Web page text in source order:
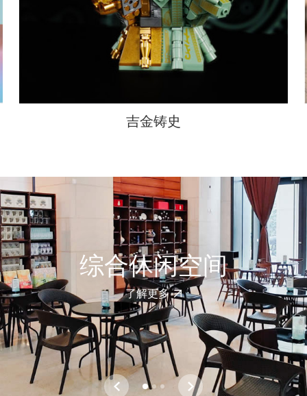
吉金铸史
文创体验区
了解更多